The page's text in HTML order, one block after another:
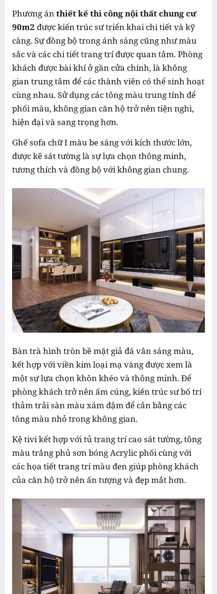
Phương ánthiết kế thi công nội thất chung cư
90m2 được kiến trúc sư triển khai chi tiết và kỹ
càng. Sự đồng bộ trong ánh sáng cũng như màu
sắc và các chi tiết trang trí được quan tâm. Phòng
khách được bài khí ở gần cửa chính, là không
gian trung tâm để các thành viên có thể sinh hoạt
cùng nhau. Sử dụng các tông màu trung tính để
phối màu, không gian căn hộ trở nên tiện nghi,
hiện đại và sang trọng hơn.
Ghế sofa chữ I màu be sáng với kích thước lớn,
được kê sát tường là sự lựa chọn thông minh,
tương thích và đồng bộ với không gian chung.
Bàn trà hình tròn bề mặt giả đá vân sáng màu,
kết hợp với viền kim loại mạ vàng được xem là
một sự lựa chọn khôn khéo và thông minh. Để
phòng khách trở nên ấm cúng, kiến trúc sư bố trí
thảm trải sàn màu xám đậm để cân bằng các
tông màu nhỏ trong không gian.
Kệ tivi kết hợp với tủ trang trí cao sát tường, tông
màu trắng phủ sơn bóng Acrylic phối cùng với
các họa tiết trang trí màu đen giúp phòng khách
của căn hộ trở nên ấn tượng và đẹp mắt hơn.